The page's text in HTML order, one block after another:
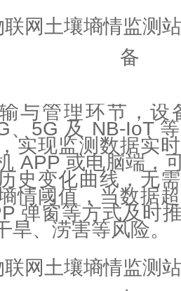
与管理环节，设
、5G 及 NB-IoT
实现监测数据实
APP 或电脑端，
史变化曲线，无
情阈值，当数据
弹窗等方式及时
旱、涝害等风险。